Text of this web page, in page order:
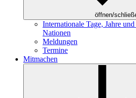
öffnen/
Internationale Tage, Jahre
Nationen
Meldungen
Termine
Mitmachen